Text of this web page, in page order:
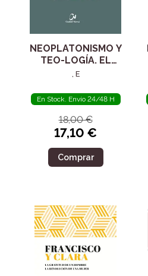
NEOPLATONISMO Y
TEO-LOGÍA. EL
SIGLO IV
, E
En Stock. Envío 24/48 H
18,00 €
17,10 €
Comprar